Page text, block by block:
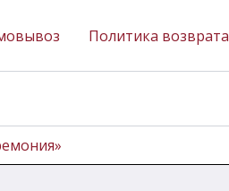
Политика возврата